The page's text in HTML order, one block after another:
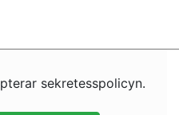
sekretesspolicyn.